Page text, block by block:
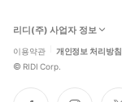
리디(주) 사업자 정보
이용약관 개인정보 처리방침
© RIDI Corp.